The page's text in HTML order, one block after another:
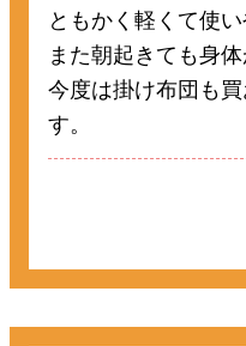
ともかく軽くて使い
また朝起きても身
今度は掛け布団も
す。